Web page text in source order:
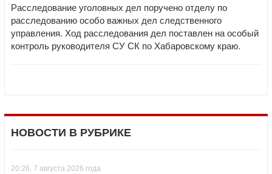
Расследование уголовных дел поручено отделу по
расследованию особо важных дел следственного
управления. Ход расследования дел поставлен на особый
контроль руководителя СУ СК по Хабаровскому краю.
НОВОСТИ В РУБРИКЕ
20:26, 7 августа 2026 года